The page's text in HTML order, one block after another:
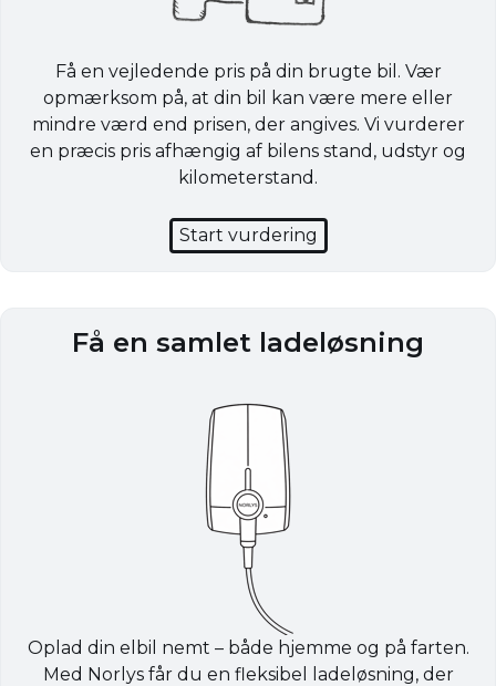
Få en vejledende pris på din brugte bil. Vær
opmærksom på, at din bil kan være mere eller
mindre værd end prisen, der angives. Vi vurderer
en præcis pris afhængig af bilens stand, udstyr og
kilometerstand.
Start vurdering
Få en samlet ladeløsning
Oplad din elbil nemt – både hjemme og på farten.
Med Norlys får du en fleksibel ladeløsning, der